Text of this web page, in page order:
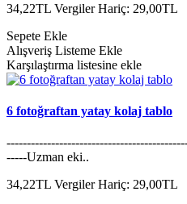
34,22TL Vergiler Hariç: 29,00TL
Sepete Ekle
Alışveriş Listeme Ekle
Karşılaştırma listesine ekle
6 fotoğraftan yatay kolaj tablo
-----Uzman eki..
34,22TL Vergiler Hariç: 29,00TL